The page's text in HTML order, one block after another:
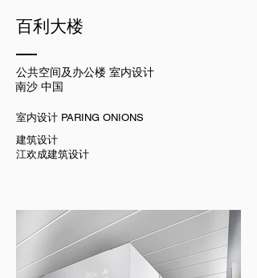
百利大楼
公共空间及办公楼 室内设计
南沙 中国
室内设计 PARING ONIONS
建筑设计
江欢成建筑设计